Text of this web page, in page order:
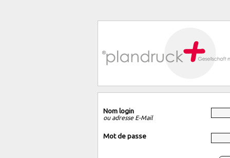
Nom login
ou adresse E-Mail
Mot de passe